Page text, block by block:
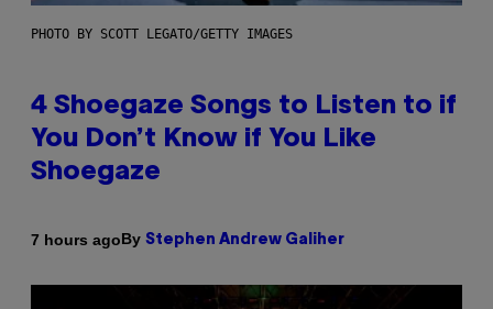
PHOTO BY SCOTT LEGATO/GETTY IMAGES
4 Shoegaze Songs to Listen to if
You Don’t Know if You Like
Shoegaze
7 hours agoBy Stephen Andrew Galiher